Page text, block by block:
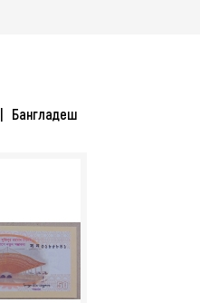
Бангладеш